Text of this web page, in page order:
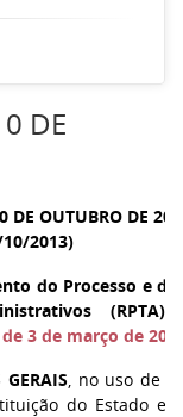
DE
DE OUTUBRO DE
2013)
do Processo e
3 de março de
, no uso de
do Estado e